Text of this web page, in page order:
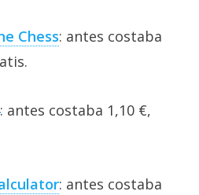
Chess: antes costaba
: antes costaba 1,10 €,
: antes costaba